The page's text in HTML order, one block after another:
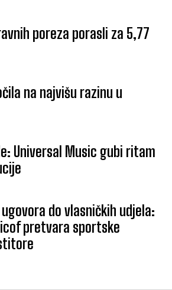
poreza porasli za 5,77
na najvišu razinu u
Universal Music gubi ritam
do vlasničkih udjela:
pretvara sportske